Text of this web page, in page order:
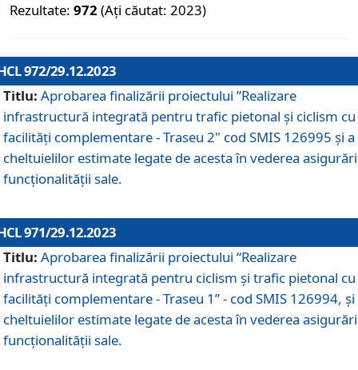
Rezultate: 972 (Ați căutat: 2023)
972/29.12.2023
Titlu: Aprobarea finalizării proiectului ”Realizare
infrastructură integrată pentru trafic pietonal și ciclism cu
facilități complementare - Traseu 2" cod SMIS 126995 și a
cheltuielilor estimate legate de acesta în vederea
funcționalității sale.
971/29.12.2023
Titlu: Aprobarea finalizării proiectului “Realizare
infrastructură integrată pentru ciclism şi trafic pietonal cu
facilităţi complementare - Traseu 1” - cod SMIS 126994, și
cheltuielilor estimate legate de acesta în vederea
funcționalității sale.